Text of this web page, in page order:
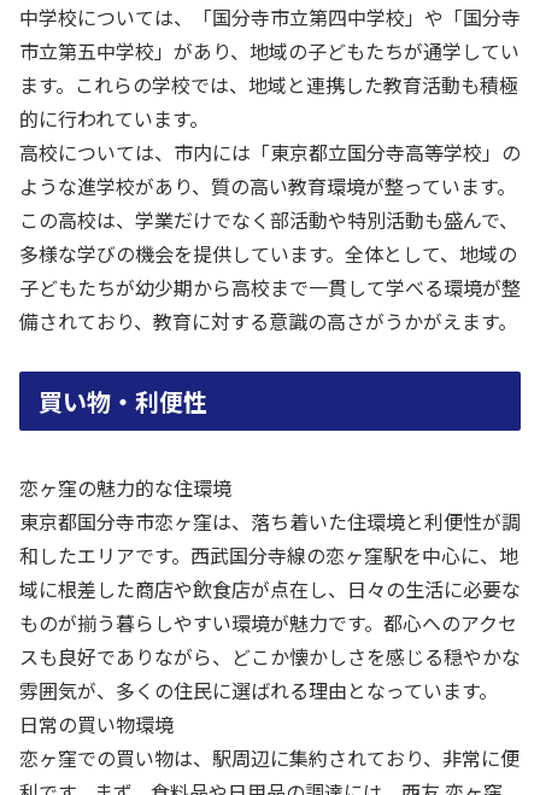
中学校については、「国分寺市立第四中学校」や「国分寺
市立第五中学校」があり、地域の子どもたちが通学してい
ます。これらの学校では、地域と連携した教育活動も積極
的に行われています。
高校については、市内には「東京都立国分寺高等学校」の
ような進学校があり、質の高い教育環境が整っています。
この高校は、学業だけでなく部活動や特別活動も盛んで、
多様な学びの機会を提供しています。全体として、地域の
子どもたちが幼少期から高校まで一貫して学べる環境が整
備されており、教育に対する意識の高さがうかがえます。
買い物・利便性
恋ヶ窪の魅力的な住環境
東京都国分寺市恋ヶ窪は、落ち着いた住環境と利便性が調
和したエリアです。西武国分寺線の恋ヶ窪駅を中心に、地
域に根差した商店や飲食店が点在し、日々の生活に必要な
ものが揃う暮らしやすい環境が魅力です。都心へのアクセ
スも良好でありながら、どこか懐かしさを感じる穏やかな
雰囲気が、多くの住民に選ばれる理由となっています。
日常の買い物環境
恋ヶ窪での買い物は、駅周辺に集約されており、非常に便